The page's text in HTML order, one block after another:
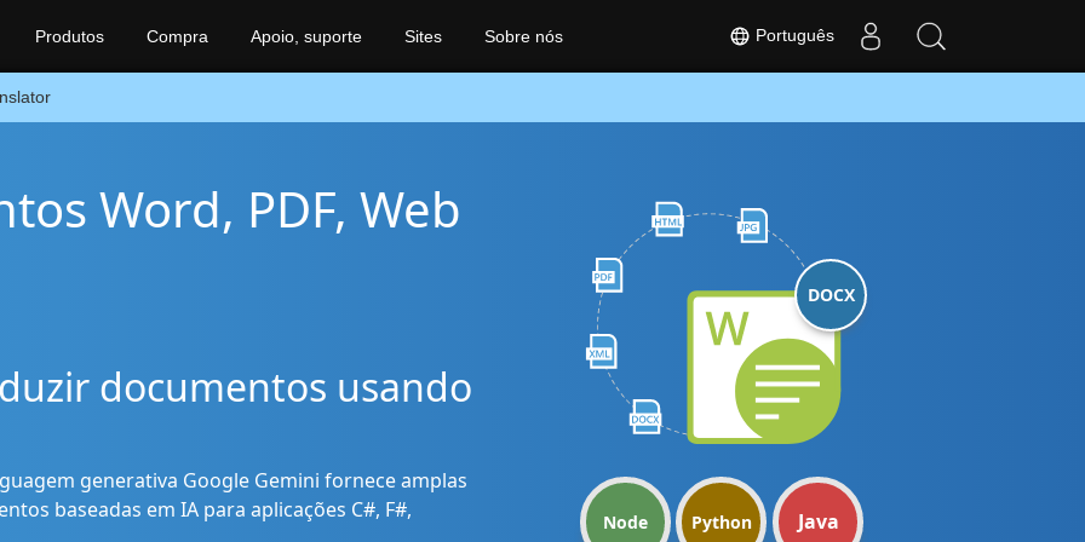
Word, PDF, Web
documentos usando
generativa Google Gemini fornece amplas
baseadas em IA para aplicações C#, F#,
DOCX
Node Python Java
Português
Produtos Compra Apoio, suporte Sites Sobre nós